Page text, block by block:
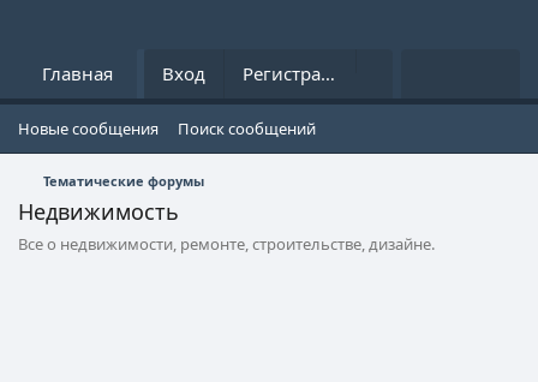
Главная Форумы
Вход Регистрация
Новые сообщения Поиск сообщений
Тематические форумы
Недвижимость
Все о недвижимости, ремонте, строительстве, дизайне.